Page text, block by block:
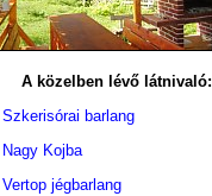
A közelben lévő látnivaló:
Szkerisórai barlang
Nagy Kojba
Vertop jégbarlang